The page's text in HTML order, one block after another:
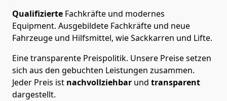
Qualifizierte Fachkräfte und modernes
Equipment. Ausgebildete Fachkräfte und neue
Fahrzeuge und Hilfsmittel, wie Sackkarren und Lifte.
Eine transparente Preispolitik. Unsere Preise setzen
sich aus den gebuchten Leistungen zusammen.
Jeder Preis ist nachvollziehbar und transparent
dargestellt.